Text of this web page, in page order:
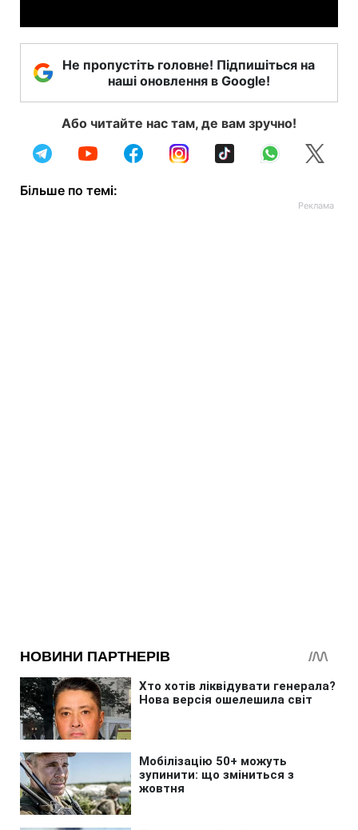
Не пропустіть головне! Підпишіться на
наші оновлення в Google!
Або читайте нас там, де вам зручно!
Більше по темі: